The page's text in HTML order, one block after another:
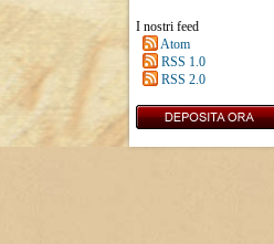
I nostri feed
Atom
RSS 1.0
RSS 2.0